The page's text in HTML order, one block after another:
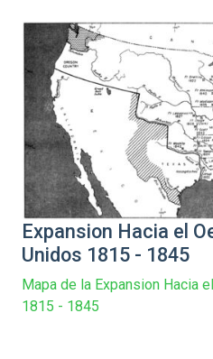
Expansion Hacia el
Unidos 1815 - 1845
Mapa de la Expansion Hacia
1815 - 1845